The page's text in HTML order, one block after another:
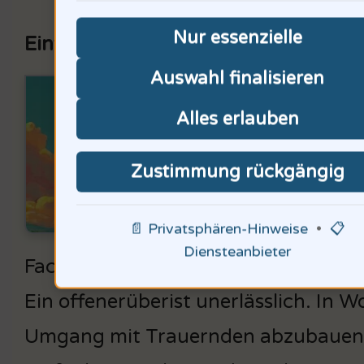
Einfluss der Caring Community Köln
Fachleuten der Palliativ- und
Ein offenerüberist unerlässlich. In
Umgang mit Trauernden
Nur essenzielle
Auswahl finalisieren
Alles erlauben
Zustimmung rückgängig
📄 Privatsphären-Hinweise • 📋
Diensteanbieter